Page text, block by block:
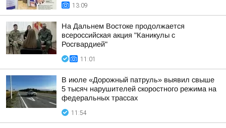
13:09
На Дальнем Востоке продолжается
всероссийская акция "Каникулы с
Росгвардией"
11:01
В июле «Дорожный патруль» выявил свыше
5 тысяч нарушителей скоростного режима на
федеральных трассах
11:54